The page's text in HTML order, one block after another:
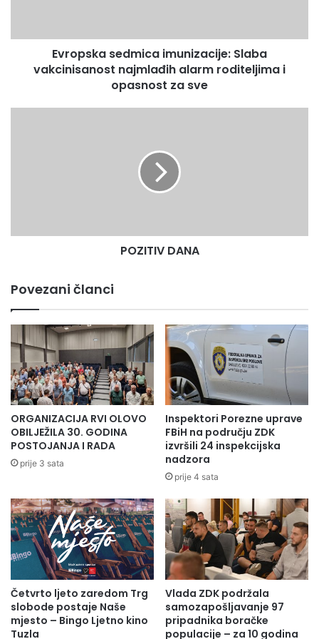
i
Evropska sedmica imunizacije: Slaba
vakcinisanost najmlađih alarm roditeljima i
opasnost za sve
POZITIV DANA
Povezani članci
ORGANIZACIJA RVI OLOVO
OBILJEŽILA 30. GODINA
POSTOJANJA I RADA
prije 3 sata
Inspektori Porezne uprave
FBiH na području ZDK
izvršili 24 inspekcijska
nadzora
prije 4 sata
Četvrto ljeto zaredom Trg
slobode postaje Naše
mjesto – Bingo Ljetno kino
Tuzla
Vlada ZDK podržala
samozapošljavanje 97
pripadnika boračke
populacije – za 10 godina